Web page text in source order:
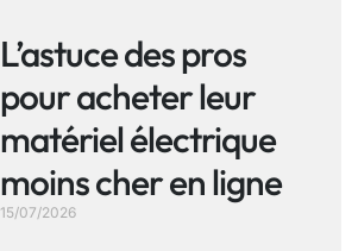
L’astuce des pros
pour acheter leur
matériel électrique
moins cher en ligne
15/07/2026